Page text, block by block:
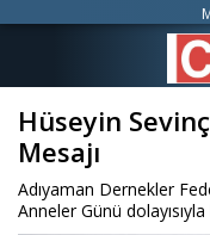
Hüseyin
Mesajı
Adıyaman Dernekler
Anneler Günü